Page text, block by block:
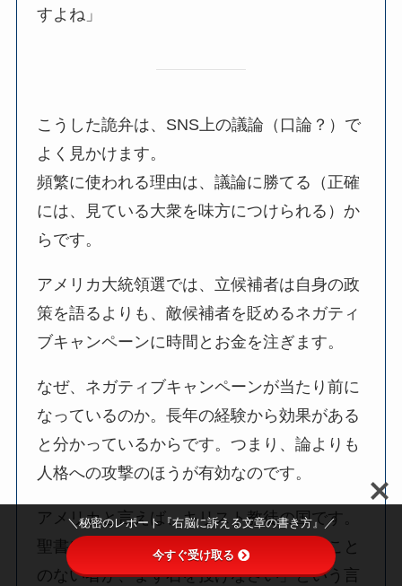
すよね」
こうした詭弁は、SNS上の議論（口論？）で
よく見かけます。
頻繁に使われる理由は、議論に勝てる（正確
には、見ている大衆を味方につけられる）か
らです。
アメリカ大統領選では、立候補者は自身の政
策を語るよりも、敵候補者を貶めるネガティ
ブキャンペーンに時間とお金を注ぎます。
なぜ、ネガティブキャンペーンが当たり前に
なっているのか。長年の経験から効果がある
と分かっているからです。つまり、論よりも
人格への攻撃のほうが有効なのです。
アメリカと言えば、キリスト教徒の国です。
聖書には「あなたたちの中で罪を犯したこと
のない者が、まず石を投げなさい」という言
＼秘密のレポート『右脳に訴える文章の書き方』／
今すぐ受け取る